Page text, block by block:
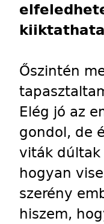
Őszintén
Elég jó az
gondol, de
viták dúltak
hogyan
szerény
hiszem,